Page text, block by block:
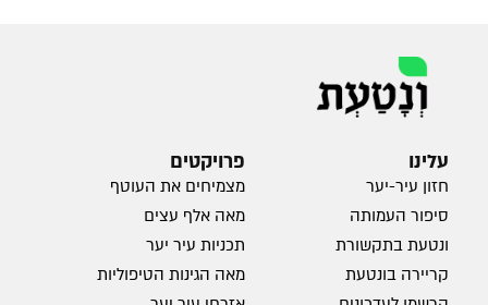
עלינו
חזון עיר-יער
סיפור העמותה
ונטעת בתקשורת
קריירה בונטעת
פרויקטים
מצמיחים את העוטף
מאה אלף עצים
תכניות עיר יער
מאה הגינות הטיפוליות